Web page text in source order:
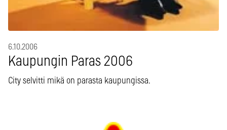
6.10.2006
Kaupungin Paras 2006
City selvitti mikä on parasta kaupungissa.